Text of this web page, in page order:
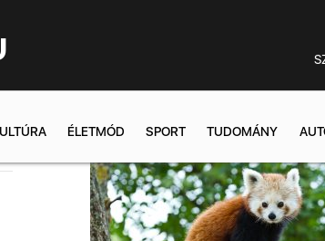
ÉLETMÓD SPORT TUDOMÁNY